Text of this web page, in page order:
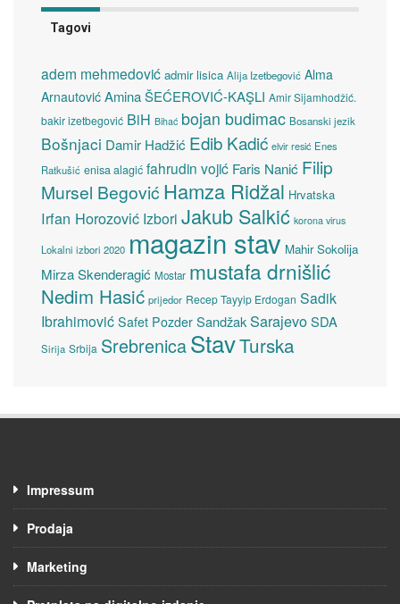
Tagovi
adem mehmedović admir lisica Alija Izetbegović Alma
Arnautović Amina ŠEĆEROVIĆ-KAŞLI Amir Sijamhodžić.
bakir izetbegović BiH Bihać bojan budimac Bosanski jezik
Bošnjaci Damir Hadžić Edib Kadić elvir resić Enes
Ratkušić enisa alagić fahrudin vojić Faris Nanić Filip
Mursel Begović Hamza Ridžal Hrvatska
Irfan Horozović Izbori Jakub Salkić korona virus
Lokalni izbori 2020 magazin stav Mahir Sokolija
Mirza Skenderagić Mostar mustafa drnišlić
Nedim Hasić prijedor Recep Tayyip Erdogan Sadik
Ibrahimović Safet Pozder SandžakSarajevoSDA
Sirija Srbija SrebrenicaStavTurska
Impressum
Prodaja
Marketing